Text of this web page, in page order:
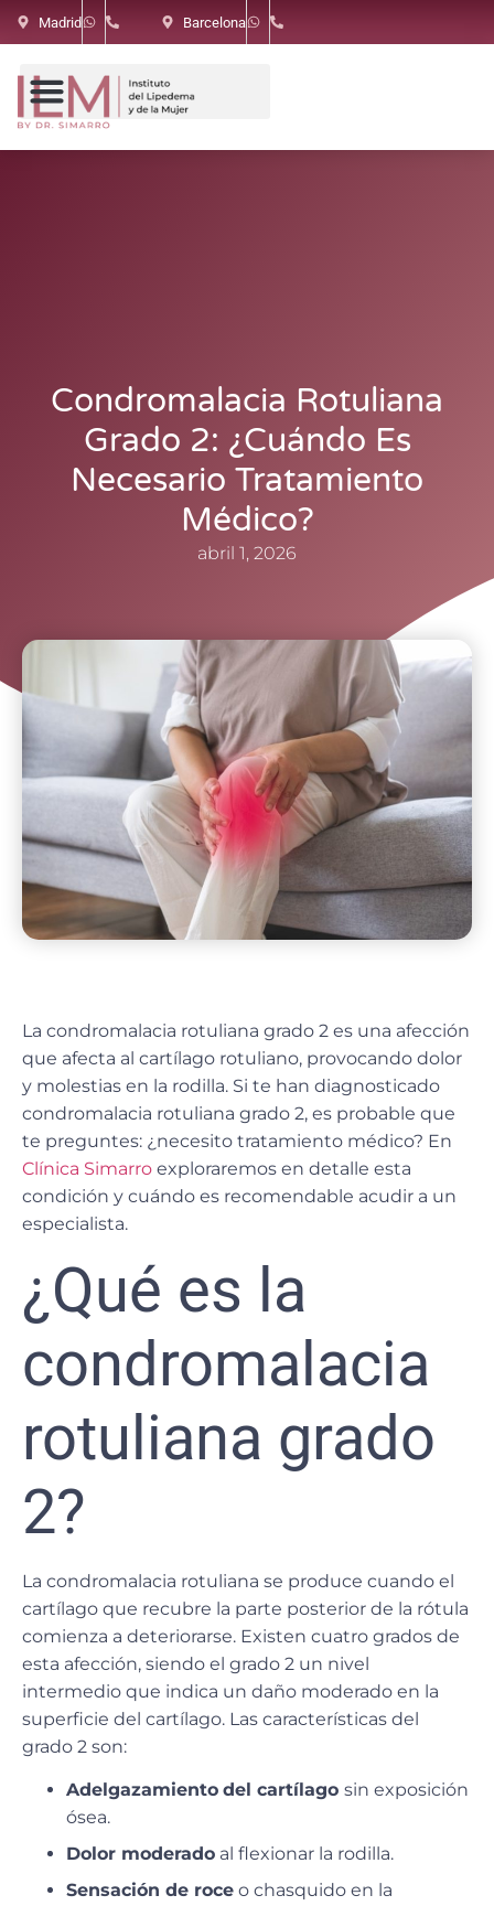
Madrid Barcelona
Condromalacia Rotuliana
Grado 2: ¿Cuándo Es
Necesario Tratamiento
Médico?
abril 1, 2026
La condromalacia rotuliana grado 2 es una afección
que afecta al cartílago rotuliano, provocando dolor
y molestias en la rodilla. Si te han diagnosticado
condromalacia rotuliana grado 2, es probable que
te preguntes: ¿necesito tratamiento médico? En
Clínica Simarro exploraremos en detalle esta
condición y cuándo es recomendable acudir a un
especialista.
¿Qué es la
condromalacia
rotuliana grado
2?
La condromalacia rotuliana se produce cuando el
cartílago que recubre la parte posterior de la rótula
comienza a deteriorarse. Existen cuatro grados de
esta afección, siendo el grado 2 un nivel
intermedio que indica un daño moderado en la
superficie del cartílago. Las características del
grado 2 son:
Adelgazamiento del cartílago sin exposición
ósea.
Dolor moderado al flexionar la rodilla.
Sensación de roce o chasquido en la